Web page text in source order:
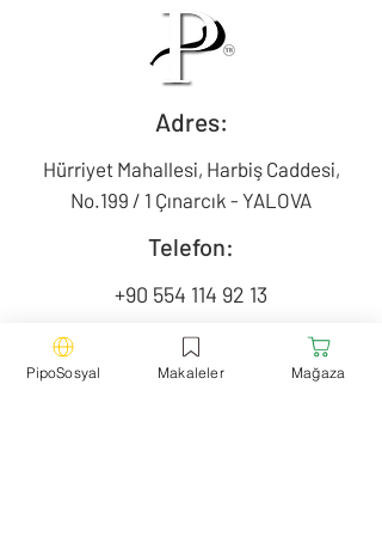
Adres:
Hürriyet Mahallesi, Harbiş Caddesi,
No.199 / 1 Çınarcık - YALOVA
Telefon:
+90 554 114 92 13
Mail:
PipoSosyal Makaleler Mağaza